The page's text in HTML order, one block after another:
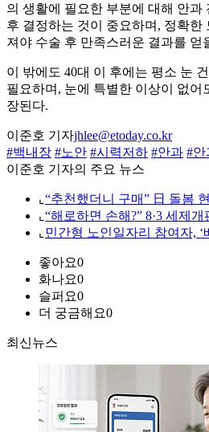
의 생활에 필요한 부분에 대해 안과
후 결정하는 것이 중요하며, 정확한
져야 수술 후 만족스러운 결과를 얻
이 밖에도 40대 이 후에는 평소 눈
필요하며, 눈에 특별한 이상이 없어
장된다.
이준호 기자jhlee@etoday.co.kr
#백내장 #노안 #시력저하 #안과 #안
이준호 기자의 주요 뉴스
⌞ “추천했더니 구매” 日 돌봄
⌞ “해로하면 손해?” 8·3 세제
⌞ 민간형 노인일자리 참여자, ‘
좋아요0
화나요0
슬퍼요0
더 궁금해요0
최신뉴스